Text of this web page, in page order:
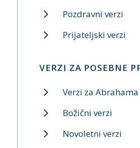
Pozdravni verzi
Prijateljski verzi
VERZI ZA POSEBNE
Verzi za Abrahama
Božični verzi
Novoletni verzi